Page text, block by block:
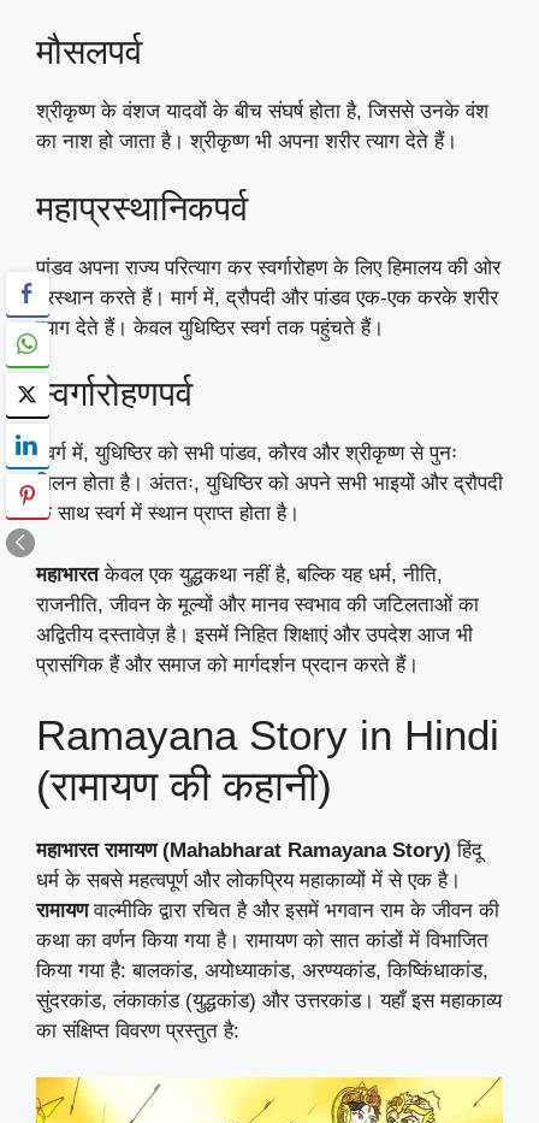
मौसलपर्व
श्रीकृष्ण के वंशज यादवों के बीच संघर्ष होता है, जिससे उनके वंश
का नाश हो जाता है। श्रीकृष्ण भी अपना शरीर त्याग देते हैं।
महाप्रस्थानिकपर्व
पांडव अपना राज्य परित्याग कर स्वर्गारोहण के लिए हिमालय की ओर
प्रस्थान करते हैं। मार्ग में, द्रौपदी और पांडव एक-एक करके शरीर
त्याग देते हैं। केवल युधिष्ठिर स्वर्ग तक पहुंचते हैं।
स्वर्गारोहणपर्व
स्वर्ग में, युधिष्ठिर को सभी पांडव, कौरव और श्रीकृष्ण से पुनः
मिलन होता है। अंततः, युधिष्ठिर को अपने सभी भाइयों और द्रौपदी
के साथ स्वर्ग में स्थान प्राप्त होता है।
महाभारतकेवल एक युद्धकथा नहीं है, बल्कि यह धर्म, नीति,
राजनीति, जीवन के मूल्यों और मानव स्वभाव की जटिलताओं का
अद्वितीय दस्तावेज़ है। इसमें निहित शिक्षाएं और उपदेश आज भी
प्रासंगिक हैं और समाज को मार्गदर्शन प्रदान करते हैं।
Ramayana Story in Hindi
(रामायण की कहानी)
महाभारत रामायण (Mahabharat Ramayana Story) हिंदू
धर्म के सबसे महत्वपूर्ण और लोकप्रिय महाकाव्यों में से एक है।
रामायणवाल्मीकि द्वारा रचित है और इसमें भगवान राम के जीवन की
कथा का वर्णन किया गया है। रामायण को सात कांडों में विभाजित
किया गया है: बालकांड, अयोध्याकांड, अरण्यकांड, किष्किंधाकांड,
सुंदरकांड, लंकाकांड (युद्धकांड) और उत्तरकांड। यहाँ इस महाकाव्य
का संक्षिप्त विवरण प्रस्तुत है: